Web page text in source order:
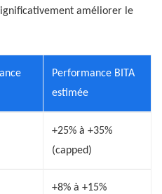
améliorer le
Performance BITA
estimée
+25% à +35%
(capped)
+8% à +15%